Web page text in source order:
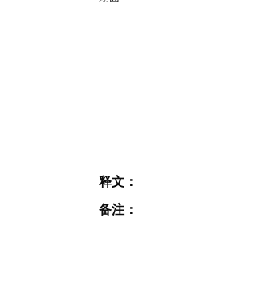
释文：
备注：